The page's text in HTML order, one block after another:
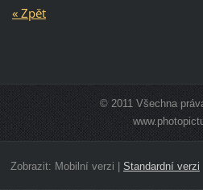
« Zpět
© 2011 Všechna
Zobrazit: Mobilní verzi Standardní verzi